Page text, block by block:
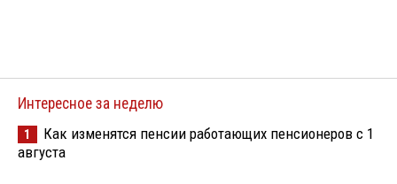
Интересное за неделю
1
Как изменятся пенсии работающих пенсионеров с 1
августа